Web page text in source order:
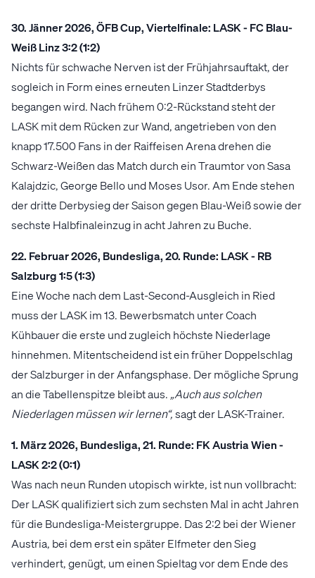
30. Jänner 2026, ÖFB Cup, Viertelfinale: LASK - FC Blau-
Weiß Linz 3:2 (1:2)
Nichts für schwache Nerven ist der Frühjahrsauftakt, der
sogleich in Form eines erneuten Linzer Stadtderbys
begangen wird. Nach frühem 0:2-Rückstand steht der
LASK mit dem Rücken zur Wand, angetrieben von den
knapp 17.500 Fans in der Raiffeisen Arena drehen die
Schwarz-Weißen das Match durch ein Traumtor von Sasa
Kalajdzic, George Bello und Moses Usor. Am Ende stehen
der dritte Derbysieg der Saison gegen Blau-Weiß sowie der
sechste Halbfinaleinzug in acht Jahren zu Buche.
22. Februar 2026, Bundesliga, 20. Runde: LASK - RB
Salzburg 1:5 (1:3)
Eine Woche nach dem Last-Second-Ausgleich in Ried
muss der LASK im 13. Bewerbsmatch unter Coach
Kühbauer die erste und zugleich höchste Niederlage
hinnehmen. Mitentscheidend ist ein früher Doppelschlag
der Salzburger in der Anfangsphase. Der mögliche Sprung
an die Tabellenspitze bleibt aus. „Auch aus solchen
Niederlagen müssen wir lernen“,sagt der LASK-Trainer.
1. März 2026, Bundesliga, 21. Runde: FK Austria Wien -
LASK 2:2 (0:1)
Was nach neun Runden utopisch wirkte, ist nun vollbracht:
Der LASK qualifiziert sich zum sechsten Mal in acht Jahren
für die Bundesliga-Meistergruppe. Das 2:2 bei der Wiener
Austria, bei dem erst ein später Elfmeter den Sieg
verhindert, genügt, um einen Spieltag vor dem Ende des